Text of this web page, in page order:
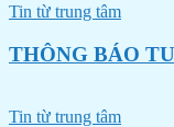
Tin từ trung tâm
THÔNG BÁO
Tin từ trung tâm